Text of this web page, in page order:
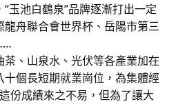
玉池白鶴泉”品牌逐漸打出一定
舟聯合會世界杯、岳陽市第三
、山泉水、光伏等各產業加在
個長短期就業崗位，為集體經
份成績來之不易，但為了讓大